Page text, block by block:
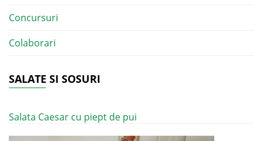
Concursuri
Colaborari
SALATE SI SOSURI
Salata Caesar cu piept de pui